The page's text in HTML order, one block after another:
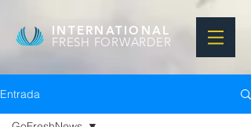
INTERNATIONAL
FRESH FORWARDER
Entrada